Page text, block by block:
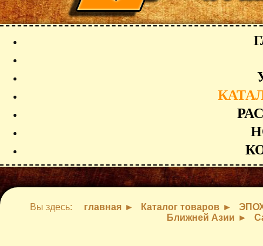
Вы здесь: главная Каталог товаров
Ближней Азии